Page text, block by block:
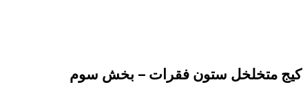
کیج متخلخل ستون فقرات – بخش سوم